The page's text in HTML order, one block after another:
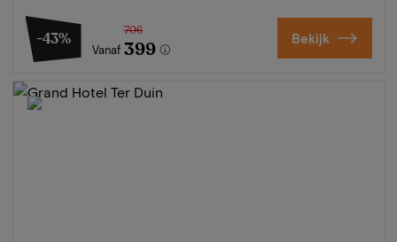
-43%
Vanaf
706
399 Bekijk